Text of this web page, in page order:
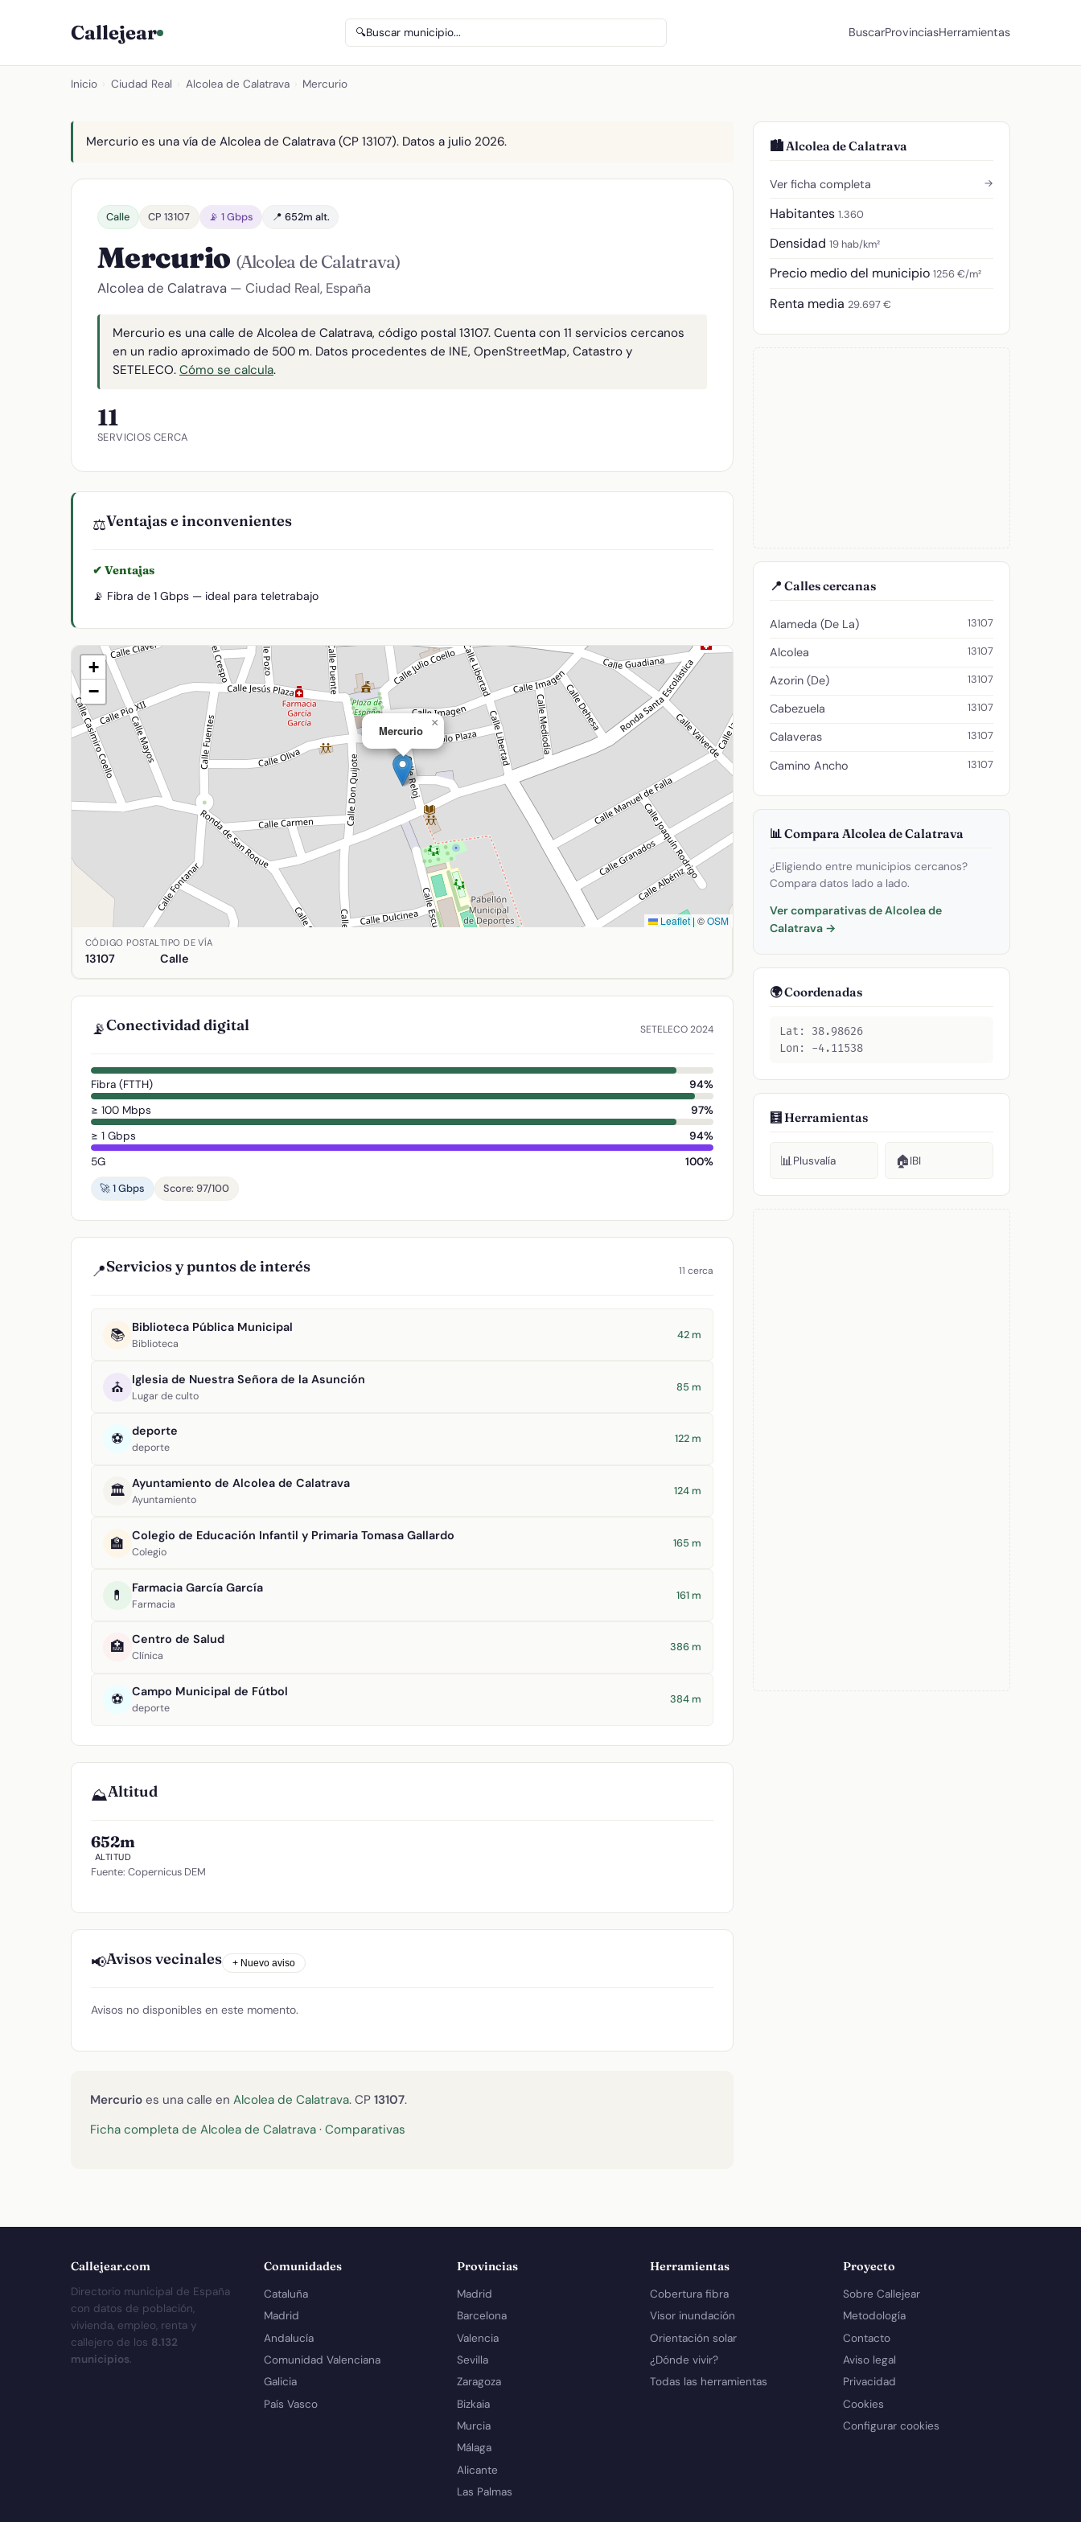
Callejear 🔍Buscar municipio... BuscarProvinciasHerramientas
Inicio Ciudad Real Alcolea de Calatrava Mercurio
Mercurio es una vía de Alcolea de Calatrava (CP 13107). Datos a julio 2026.
Calle CP 13107 📡 1 Gbps 📍 652m alt.
Mercurio (Alcolea de Calatrava)
Alcolea de Calatrava — Ciudad Real, España
Mercurio es una calle de Alcolea de Calatrava, código postal 13107. Cuenta con 11 servicios cercanos
en un radio aproximado de 500 m. Datos procedentes de INE, OpenStreetMap, Catastro y
SETELECO. Cómo se calcula.
11
SERVICIOS CERCA
⚖️Ventajas e inconvenientes
✔ Ventajas
📡 Fibra de 1 Gbps — ideal para teletrabajo
Mercurio
×
+
−
Leaflet|©OSM
Ubicación de Mercurio en Alcolea de Calatrava, Ciudad Real. Coordenadas: latitud 38.986259, longitud -4.115382. Código postal: 13107.
CÓDIGO POSTAL
13107
TIPO DE VÍA
Calle
📡Conectividad digital SETELECO 2024
Fibra (FTTH)
94%
≥ 100 Mbps
97%
≥ 1 Gbps
94%
5G
100%
🚀 1 Gbps
Score: 97/100
📍Servicios y puntos de interés 11 cerca
📚 Biblioteca Pública Municipal
Biblioteca
42 m
⛪ Iglesia de Nuestra Señora de la Asunción
Lugar de culto
85 m
⚽ deporte
deporte
122 m
🏛️ Ayuntamiento de Alcolea de Calatrava
Ayuntamiento
124 m
🏫 Colegio de Educación Infantil y Primaria Tomasa Gallardo
Colegio
165 m
💊 Farmacia García García
Farmacia
161 m
🏥 Centro de Salud
Clínica
386 m
⚽ Campo Municipal de Fútbol
deporte
384 m
⛰️Altitud
652m
ALTITUD
Fuente: Copernicus DEM
📢Avisos vecinales + Nuevo aviso
Avisos no disponibles en este momento.
Mercurio es una calle en Alcolea de Calatrava. CP 13107.
Ficha completa de Alcolea de Calatrava · Comparativas
🏙️ Alcolea de Calatrava
Ver ficha completa →
Habitantes 1.360
Densidad 19 hab/km²
Precio medio del municipio 1256 €/m²
Renta media 29.697 €
📍 Calles cercanas
Alameda (De La) 13107
Alcolea 13107
Azorin (De) 13107
Cabezuela 13107
Calaveras 13107
Camino Ancho 13107
📊 Compara Alcolea de Calatrava
¿Eligiendo entre municipios cercanos?
Compara datos lado a lado.
Ver comparativas de Alcolea de
Calatrava →
🌍 Coordenadas
Lat: 38.98626
Lon: -4.11538
🧮 Herramientas
📊Plusvalía 🏠IBI
Callejear.com
Directorio municipal de España
con datos de población,
vivienda, empleo, renta y
callejero de los 8.132
municipios.
Comunidades
Cataluña
Madrid
Andalucía
Comunidad Valenciana
Galicia
País Vasco
Provincias
Madrid
Barcelona
Valencia
Sevilla
Zaragoza
Bizkaia
Murcia
Málaga
Alicante
Las Palmas
Herramientas
Cobertura fibra
Visor inundación
Orientación solar
¿Dónde vivir?
Todas las herramientas
Proyecto
Sobre Callejear
Metodología
Contacto
Aviso legal
Privacidad
Cookies
Configurar cookies